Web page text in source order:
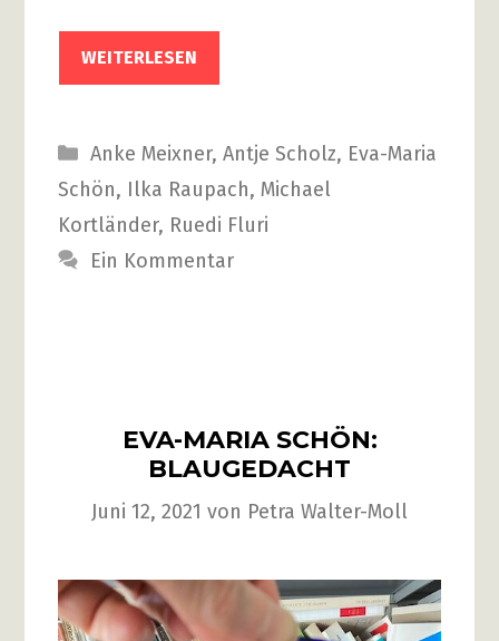
WEITERLESEN
Kategorien
Anke Meixner,Antje Scholz, Eva-Maria
Schön, Ilka Raupach,Michael
Kortländer, Ruedi Fluri
Ein Kommentar
EVA-MARIA SCHÖN:
BLAUGEDACHT
Juni 12, 2021 von Petra Walter-Moll